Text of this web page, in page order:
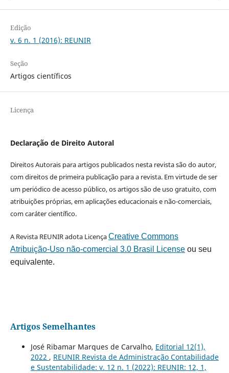
Edição
v. 6 n. 1 (2016): REUNIR
Seção
Artigos científicos
Licença
Declaração de Direito Autoral
Direitos Autorais para artigos publicados nesta revista são do autor,
com direitos de primeira publicação para a revista. Em virtude de ser
um periódico de acesso público, os artigos são de uso gratuito, com
atribuições próprias, em aplicações educacionais e não-comerciais,
com caráter científico.
A Revista REUNIR adota LicençaCreative Commons
Atribuição-Uso não-comercial 3.0 Brasil Licenseou seu
equivalente.
Artigos Semelhantes
José Ribamar Marques de Carvalho, Editorial 12(1),
2022 , REUNIR Revista de Administração Contabilidade
e Sustentabilidade: v. 12 n. 1 (2022): REUNIR: 12, 1,